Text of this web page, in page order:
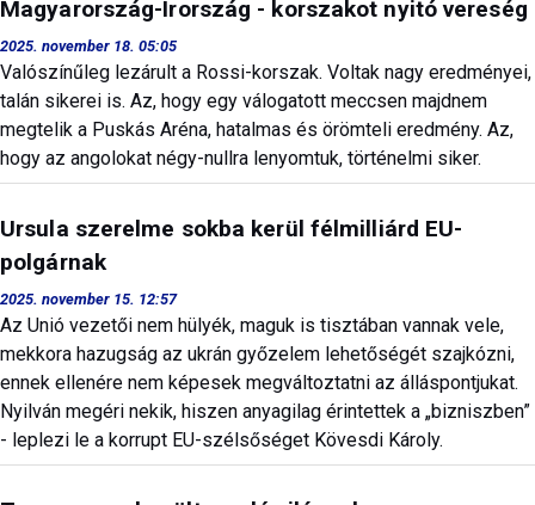
Magyarország-Írország - korszakot nyitó vereség
2025. november 18. 05:05
Valószínűleg lezárult a Rossi-korszak. Voltak nagy eredményei,
talán sikerei is. Az, hogy egy válogatott meccsen majdnem
megtelik a Puskás Aréna, hatalmas és örömteli eredmény. Az,
hogy az angolokat négy-nullra lenyomtuk, történelmi siker.
Ursula szerelme sokba kerül félmilliárd EU-
polgárnak
2025. november 15. 12:57
Az Unió vezetői nem hülyék, maguk is tisztában vannak vele,
mekkora hazugság az ukrán győzelem lehetőségét szajkózni,
ennek ellenére nem képesek megváltoztatni az álláspontjukat.
Nyilván megéri nekik, hiszen anyagilag érintettek a „bizniszben”
- leplezi le a korrupt EU-szélsőséget Kövesdi Károly.